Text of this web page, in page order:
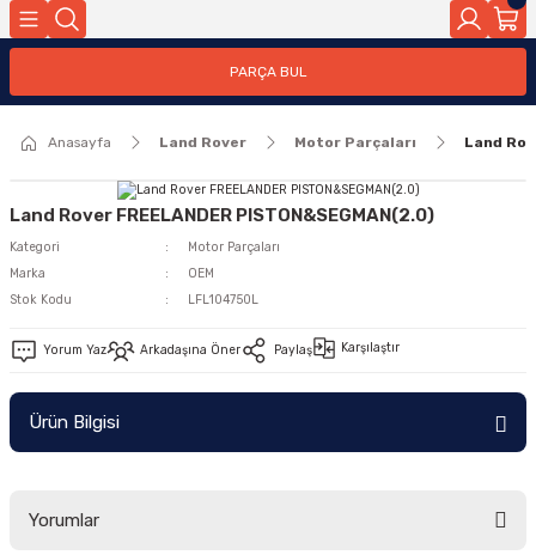
PARÇA BUL
Anasayfa Land Rover Motor Parçaları Land
Land Rover FREELANDER PISTON&SEGMAN(2.0)
Kategori
Motor Parçaları
Marka
OEM
Stok Kodu
LFL104750L
Yorum Yaz Arkadaşına Öner Paylaş Karşılaştır
Ürün Bilgisi
Yorumlar